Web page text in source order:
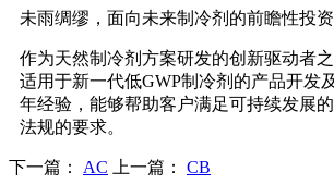
未雨绸缪，面向未来制冷剂的前瞻性投资
作为天然制冷剂方案研发的创新驱动者
适用于新一代低GWP制冷剂的产品开发
年经验，能够帮助客户满足可持续发展
法规的要求。
下一篇： AC 上一篇： CB